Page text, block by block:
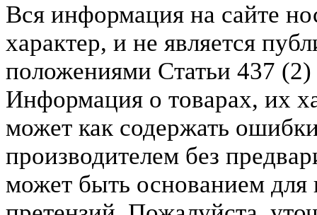
Вся информация на сайте
характер, и не является
положениями Статьи 437
Информация о товарах, их
может как содержать
производителем без
может быть основанием для